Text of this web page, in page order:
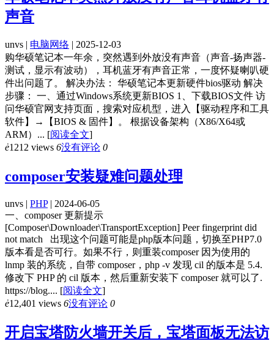
声音
unvs | 电脑网络 | 2025-12-03
购华硕笔记本一年余，突然遇到外放没有声音（声音-扬声器-
测试，显示有波动），耳机蓝牙有声音正常，一度怀疑喇叭硬
件出问题了。 解决办法： 华硕笔记本更新硬件bios驱动 解决
步骤： 一、通过Windows系统更新BIOS 1、下载BIOS文件 访
问华硕官网支持页面，搜索对应机型，进入【驱动程序和工具
软件】→【BIOS & 固件】。 根据设备架构（X86/X64或
ARM）... [阅读全文]
ė1212 views 6没有评论 0
composer安装疑难问题处理
unvs | PHP| 2024-06-05
一、composer 更新提示
[Composer\Downloader\TransportException] Peer fingerprint did
not match 出现这个问题可能是php版本问题，切换至PHP7.0
版本看是否可行。如果不行，则重装composer 因为使用的
lnmp 装的系统，自带 composer，php -v 发现 cil 的版本是 5.4.
修改下 PHP 的 cil 版本，然后重新安装下 composer 就可以了.
https://blog.... [阅读全文]
ė12,401 views 6没有评论 0
开启宝塔防火墙开关后，宝塔面板无法访